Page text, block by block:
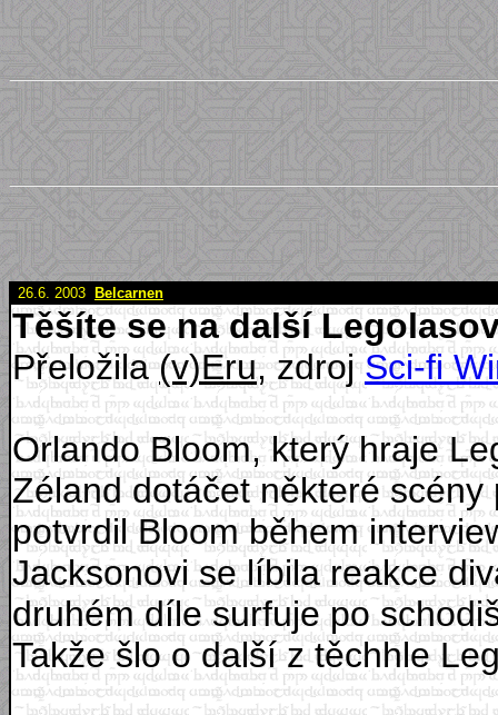
26.6. 2003 Belcarnen
Těšíte se na další
Přeložila(v)Eru, zdrojSci-fi
Orlando Bloom, který hraje
Zéland dotáčet některé
potvrdil Bloom během
Jacksonovi se líbila reakce
druhém díle surfuje po
Takže šlo o další z těchhle